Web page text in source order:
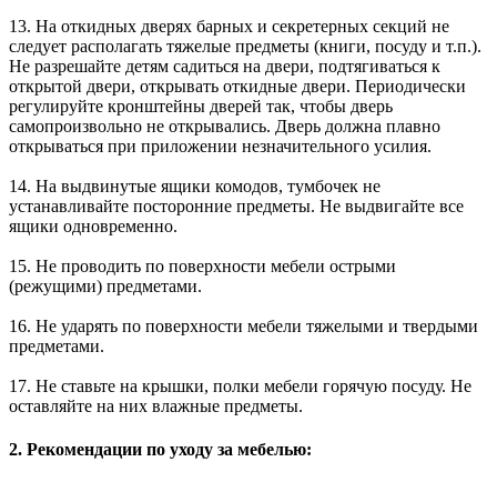
13. На откидных дверях барных и секретерных секций не
следует располагать тяжелые предметы (книги, посуду и т.п.).
Не разрешайте детям садиться на двери, подтягиваться к
открытой двери, открывать откидные двери. Периодически
регулируйте кронштейны дверей так, чтобы дверь
самопроизвольно не открывались. Дверь должна плавно
открываться при приложении незначительного усилия.
14. На выдвинутые ящики комодов, тумбочек не
устанавливайте посторонние предметы. Не выдвигайте все
ящики одновременно.
15. Не проводить по поверхности мебели острыми
(режущими) предметами.
16. Не ударять по поверхности мебели тяжелыми и твердыми
предметами.
17. Не ставьте на крышки, полки мебели горячую посуду. Не
оставляйте на них влажные предметы.
2. Рекомендации по уходу за мебелью: